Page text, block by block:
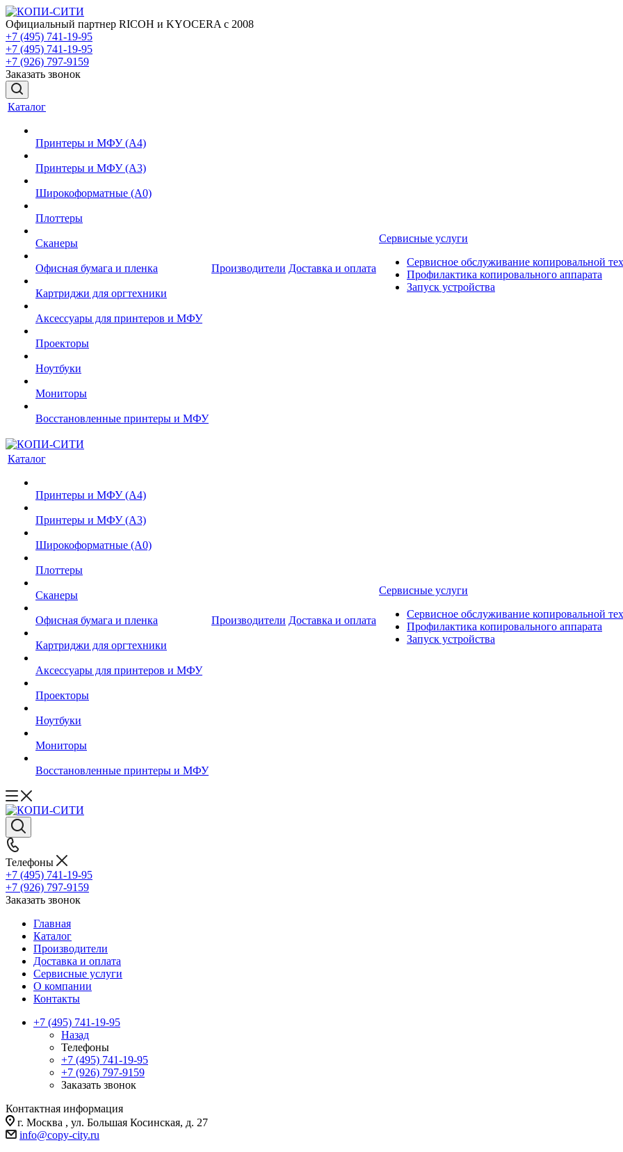
Официальный партнер RICOH и KYOCERA с 2008
+7 (495) 741-19-95
+7 (495) 741-19-95
+7 (926) 797-9159
Заказать звонок
Каталог
Принтеры и МФУ (А4)
Принтеры и МФУ (А3)
Широкоформатные (А0)
Плоттеры
Сканеры
Офисная бумага и пленка
Картриджи для оргтехники
Аксессуары для принтеров и МФУ
Проекторы
Ноутбуки
Мониторы
Восстановленные принтеры и МФУ
Производители Доставка и оплата
Сервисные услуги
Сервисное обслуживание копировальной
Профилактика копировального аппарата
Запуск устройства
Каталог
Принтеры и МФУ (А4)
Принтеры и МФУ (А3)
Широкоформатные (А0)
Плоттеры
Сканеры
Офисная бумага и пленка
Картриджи для оргтехники
Аксессуары для принтеров и МФУ
Проекторы
Ноутбуки
Мониторы
Восстановленные принтеры и МФУ
Производители Доставка и оплата
Сервисные услуги
Сервисное обслуживание копировальной
Профилактика копировального аппарата
Запуск устройства
Телефоны
+7 (495) 741-19-95
+7 (926) 797-9159
Заказать звонок
Главная
Каталог
Производители
Доставка и оплата
Сервисные услуги
О компании
Контакты
+7 (495) 741-19-95
Назад
Телефоны
+7 (495) 741-19-95
+7 (926) 797-9159
Заказать звонок
Контактная информация
г. Москва , ул. Большая Косинская, д. 27
info@copy-city.ru